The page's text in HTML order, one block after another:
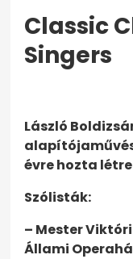
Classic
Singers
László
évre hozta
Szólisták:
– Mester
Állami